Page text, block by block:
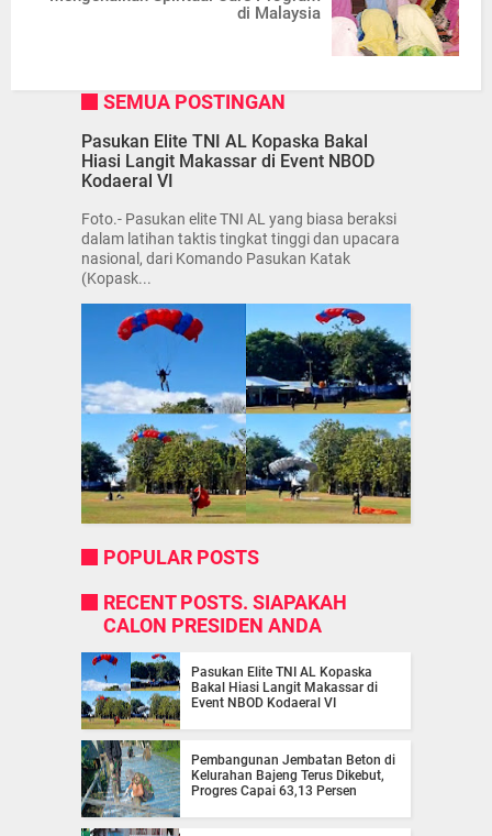
di Malaysia
SEMUA POSTINGAN
Pasukan Elite TNI AL Kopaska Bakal
Hiasi Langit Makassar di Event NBOD
Kodaeral VI
Foto.- Pasukan elite TNI AL yang biasa beraksi
dalam latihan taktis tingkat tinggi dan upacara
nasional, dari Komando Pasukan Katak
(Kopask...
POPULAR POSTS
RECENT POSTS. SIAPAKAH
CALON PRESIDEN ANDA
Pasukan Elite TNI AL Kopaska
Bakal Hiasi Langit Makassar di
Event NBOD Kodaeral VI
Pembangunan Jembatan Beton di
Kelurahan Bajeng Terus Dikebut,
Progres Capai 63,13 Persen